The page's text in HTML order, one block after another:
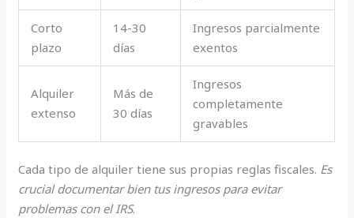
Corto
plazo
14-30
días
Ingresos parcialmente
exentos
Alquiler
extenso
Más de
30 días
Ingresos
completamente
gravables
Cada tipo de alquiler tiene sus propias reglas fiscales. Es
crucial documentar bien tus ingresos para evitar
problemas con el IRS.